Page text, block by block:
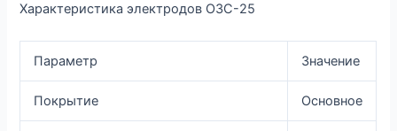
Характеристика электродов ОЗС-25
Параметр Значение
Покрытие Основное